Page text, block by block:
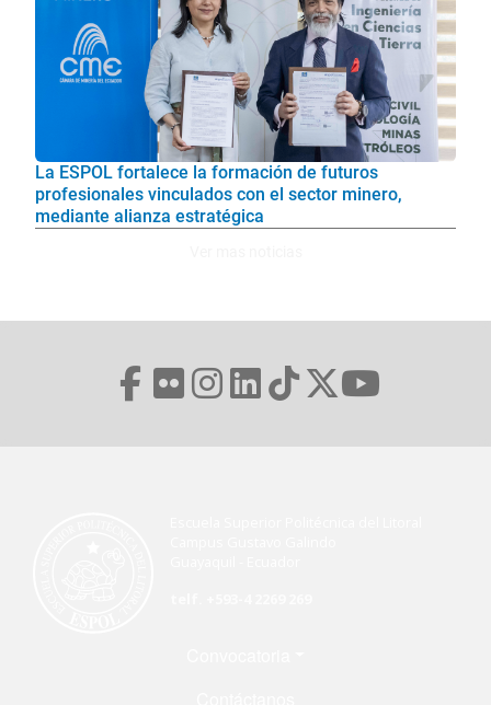
La ESPOL fortalece la formación de futuros
profesionales vinculados con el sector minero,
mediante alianza estratégica